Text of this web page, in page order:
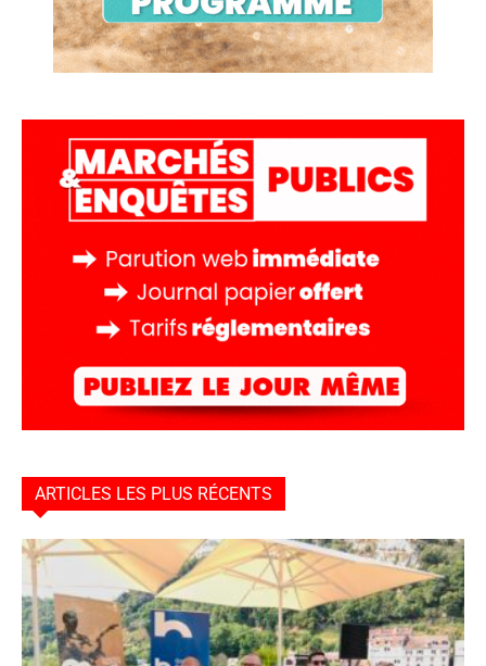
ARTICLES LES PLUS RÉCENTS